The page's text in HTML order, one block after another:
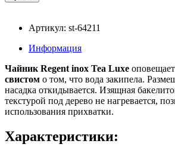
Артикул: st-64211
Информация
Чайник Regent inox Tea Luxe
свистом о том, что вода закипела.
насадка откидывается. Изящная
текстурой под дерево не нагревается,
использования прихватки.
Характеристики: